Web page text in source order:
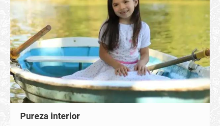
Pureza interior